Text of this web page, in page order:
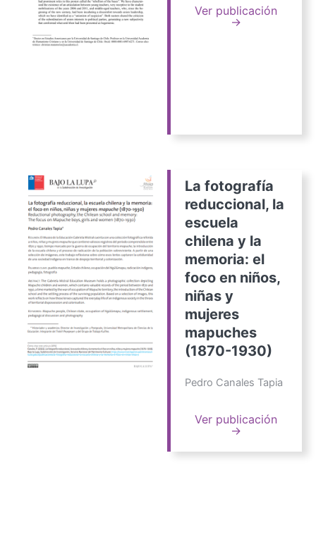
Ver publicación
→
La fotografía
reduccional, la
escuela
chilena y la
memoria: el
foco en niños,
niñas y
mujeres
mapuches
(1870-1930)
Pedro Canales Tapia
Ver publicación
→